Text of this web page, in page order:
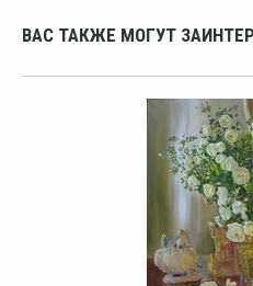
ВАС ТАКЖЕ МОГУТ